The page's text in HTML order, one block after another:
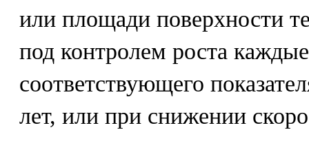
или площади поверхности
под контролем роста
соответствующего
лет, или при снижении